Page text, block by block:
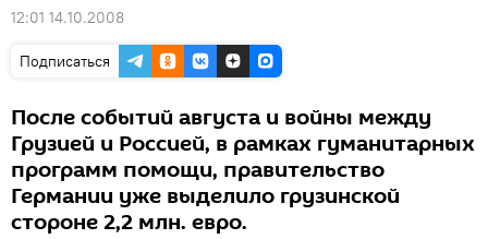
12:01 14.10.2008
Подписаться
После событий августа и войны между
Грузией и Россией, в рамках гуманитарных
программ помощи, правительство
Германии уже выделило грузинской
стороне 2,2 млн. евро.